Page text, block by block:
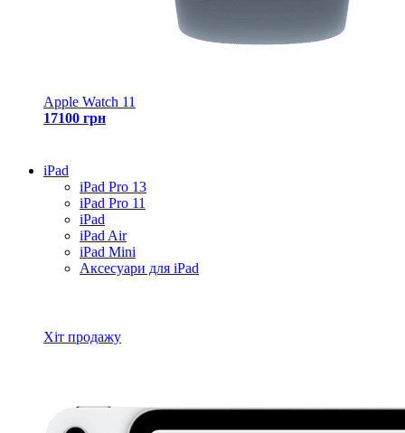
Apple Watch 11
17100 грн
iPad
iPad Pro 13
iPad Pro 11
iPad
iPad Air
iPad Mini
Аксесуари для iPad
Хіт продажу